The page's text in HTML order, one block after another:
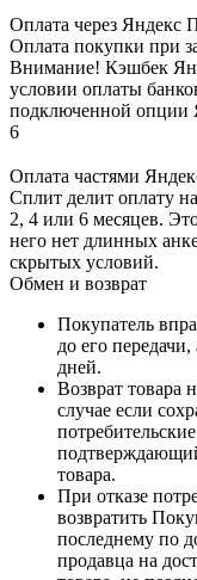
Оплата через Яндекс
Оплата покупки при
Внимание! Кэшбек
условии оплаты
подключенной опции
6
Оплата частями
Сплит делит оплату
2, 4 или 6 месяцев.
него нет длинных
скрытых условий.
Обмен и возврат
Покупатель
до его
дней.
Возврат товара
случае если
товара.
При отказе
возвратить
последнему по
продавца на